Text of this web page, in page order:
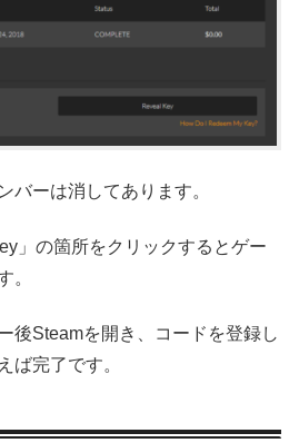
ーは消してあります。
」の箇所をクリックするとゲー
。
後Steamを開き、コードを登録し
ば完了です。